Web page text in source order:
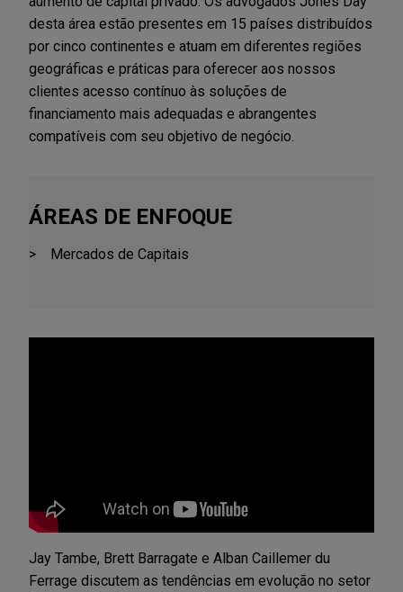
desta área estão presentes em 15 países distribuídos
por cinco continentes e atuam em diferentes regiões
geográficas e práticas para oferecer aos nossos
clientes acesso contínuo às soluções de
financiamento mais adequadas e abrangentes
compatíveis com seu objetivo de negócio.
ÁREAS DE ENFOQUE
Mercados de Capitais
Jay Tambe, Brett Barragate e Alban Caillemer du
Ferrage discutem as tendências em evolução no setor